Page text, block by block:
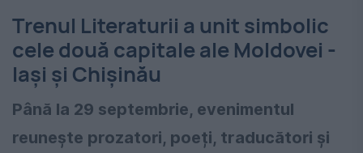
Trenul Literaturii a unit simbolic
cele două capitale ale Moldovei -
Iași și Chișinău
Până la 29 septembrie, evenimentul
reunește prozatori, poeți, traducători și